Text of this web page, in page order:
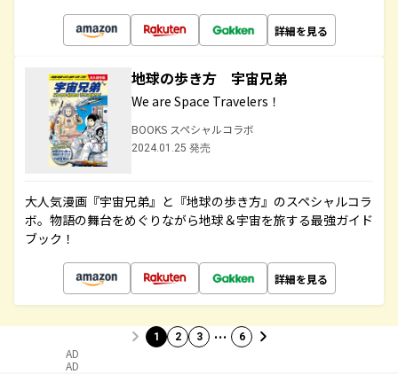
詳細を見る
地球の歩き方 宇宙兄弟
We are Space Travelers！
BOOKS スペシャルコラボ
2024.01.25 発売
大人気漫画『宇宙兄弟』と『地球の歩き方』のスペシャルコラ
ボ。物語の舞台をめぐりながら地球＆宇宙を旅する最強ガイド
ブック！
詳細を見る
1 2 3 … 6
AD
AD